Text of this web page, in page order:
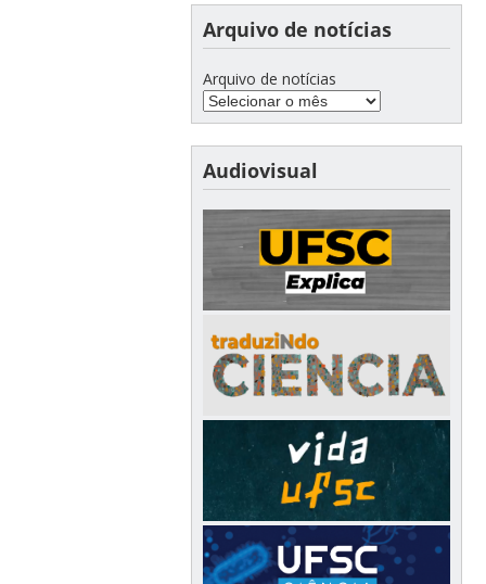
Arquivo de notícias
Arquivo de notícias
Audiovisual